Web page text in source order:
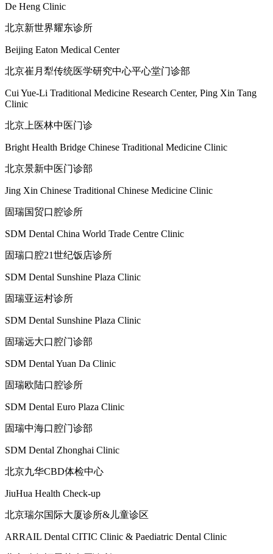
De Heng Clinic
北京新世界耀东诊所
Beijing Eaton Medical Center
北京崔月犁传统医学研究中心平心堂门诊部
Cui Yue-Li Traditional Medicine Research Center, Ping Xin Tang
Clinic
北京上医林中医门诊
Bright Health Bridge Chinese Traditional Medicine Clinic
北京景新中医门诊部
Jing Xin Chinese Traditional Chinese Medicine Clinic
固瑞国贸口腔诊所
SDM Dental China World Trade Centre Clinic
固瑞口腔21世纪饭店诊所
SDM Dental Sunshine Plaza Clinic
固瑞亚运村诊所
SDM Dental Sunshine Plaza Clinic
固瑞远大口腔门诊部
SDM Dental Yuan Da Clinic
固瑞欧陆口腔诊所
SDM Dental Euro Plaza Clinic
固瑞中海口腔门诊部
SDM Dental Zhonghai Clinic
北京九华CBD体检中心
JiuHua Health Check-up
北京瑞尔国际大厦诊所&儿童诊区
ARRAIL Dental CITIC Clinic & Paediatric Dental Clinic